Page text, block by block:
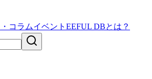
コラムイベント EEFUL DBとは？